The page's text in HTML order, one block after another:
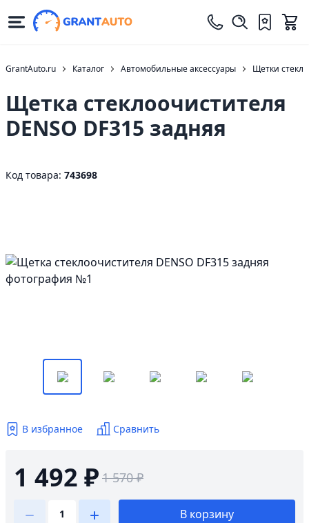
GrantAuto.ru Каталог Автомобильные аксессуары Щетки
Щетка стеклоочистителя
DENSO DF315 задняя
Код товара: 743698
В избранное Сравнить
1 492 ₽ 1 570 ₽
В корзину